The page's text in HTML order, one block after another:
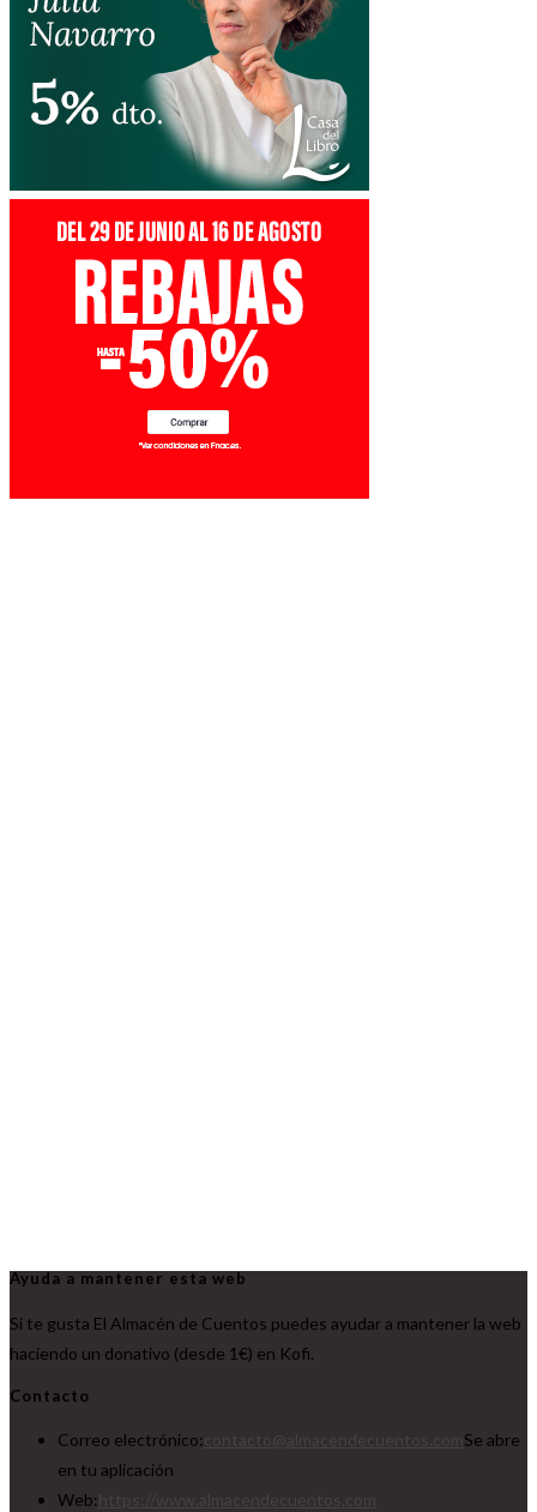
Ayuda a mantener esta web
Si te gusta El Almacén de Cuentos puedes ayudar a mantener la web
haciendo un donativo (desde 1€) en Kofi.
Contacto
Correo electrónico:
Se abre
en tu aplicación
Web: